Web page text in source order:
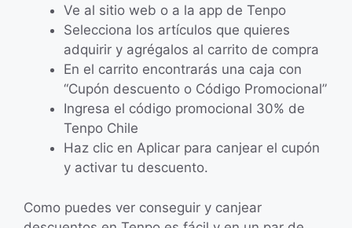
Ve al sitio web o a la app de Tenpo
Selecciona los artículos que quieres
adquirir y agrégalos al carrito de compra
En el carrito encontrarás una caja con
“Cupón descuento o Código Promocional”
Ingresa el código promocional 30% de
Tenpo Chile
Haz clic en Aplicar para canjear el cupón
y activar tu descuento.
Como puedes ver conseguir y canjear